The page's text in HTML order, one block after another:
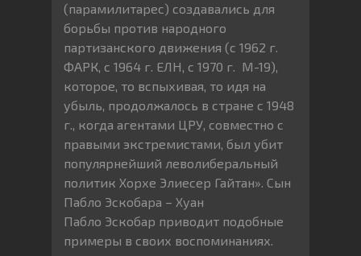
(парамилитарес) создавались для
борьбы против народного
партизанского движения (с 1962 г.
ФАРК, с 1964 г. ЕЛН, с 1970 г. М-19),
которое, то вспыхивая, то идя на
убыль, продолжалось в стране с 1948
г., когда агентами ЦРУ, совместно с
правыми экстремистами, был убит
популярнейший леволиберальный
политик Хорхе Элиесер Гайтан». Сын
Пабло Эскобара – Хуан
Пабло Эскобар приводит подобные
примеры в своих воспоминаниях.